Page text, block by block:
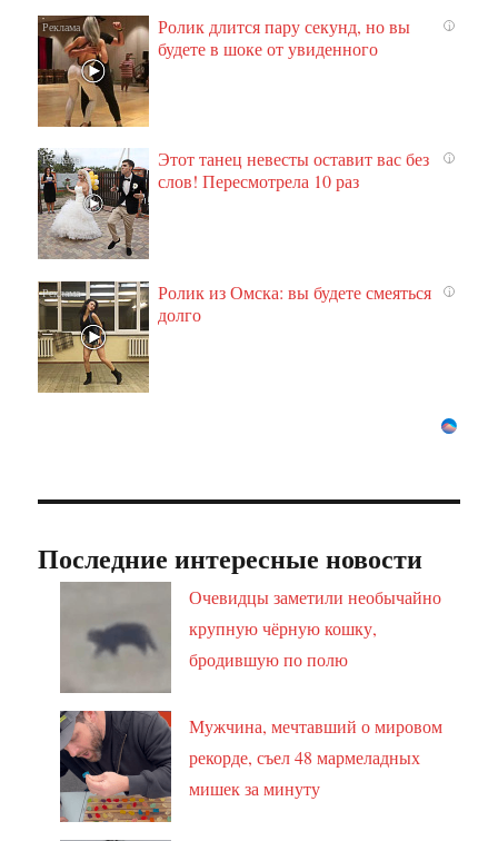
i
Ролик длится пару секунд, но вы
будете в шоке от увиденного
i
Этот танец невесты оставит вас без
слов! Пересмотрела 10 раз
i
Ролик из Омска: вы будете смеяться
долго
Последние интересные новости
Очевидцы заметили необычайно
крупную чёрную кошку,
бродившую по полю
Мужчина, мечтавший о мировом
рекорде, съел 48 мармеладных
мишек за минуту